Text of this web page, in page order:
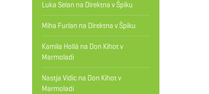
Luka Selan na Direktna v Špiku
Miha Furlan na Direktna v Špiku
Kamila Hollá na Don Kihot v
Marmoladi
Nastja Vidicna Don Kihot v
Marmoladi